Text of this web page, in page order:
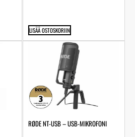
LISÄÄ OSTOSKORIIN
RØDE NT-USB – USB-MIKROFONI